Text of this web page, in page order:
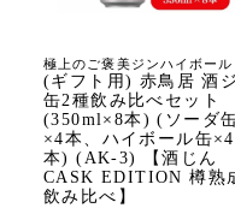
極上のご褒美ジンハイボール
(ギフト用) 赤鳥居 酒
缶2種飲み比べセット
(350ml×8本) (ソーダ
×4本、ハイボール缶×4
本) (AK-3) 【酒じん
CASK EDITION 樽熟
飲み比べ】